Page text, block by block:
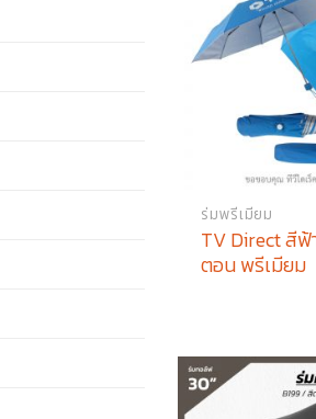
ร่มพรีเมียม
TV Direct สี
ตอน พรีเมียม